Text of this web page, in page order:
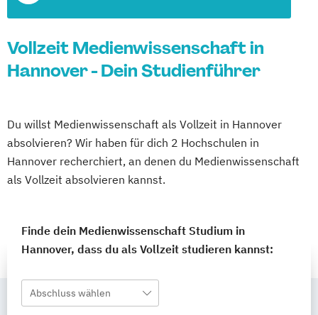
Vollzeit Medienwissenschaft in
Hannover - Dein Studienführer
Du willst Medienwissenschaft als Vollzeit in Hannover
absolvieren? Wir haben für dich 2 Hochschulen in
Hannover recherchiert, an denen du Medienwissenschaft
als Vollzeit absolvieren kannst.
Finde dein Medienwissenschaft Studium in
Hannover, dass du als Vollzeit studieren kannst:
Abschluss wählen